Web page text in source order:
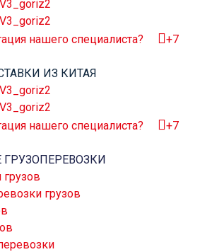
нашего специалиста?
+7
ИЗ КИТАЯ
нашего специалиста?
+7
грузов